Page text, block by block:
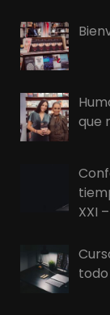
que
XXI